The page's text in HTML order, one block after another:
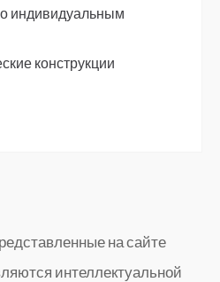
индивидуальным
конструкции
на сайте
интеллектуальной